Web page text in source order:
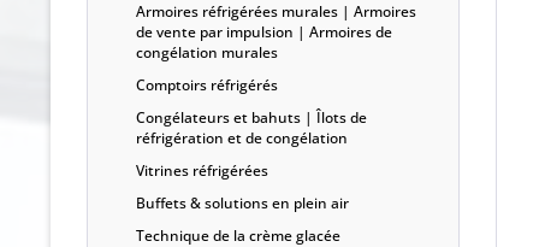
Armoires réfrigérées murales | Armoires
de vente par impulsion | Armoires de
congélation murales
Comptoirs réfrigérés
Congélateurs et bahuts | Îlots de
réfrigération et de congélation
Vitrines réfrigérées
Buffets & solutions en plein air
Technique de la crème glacée